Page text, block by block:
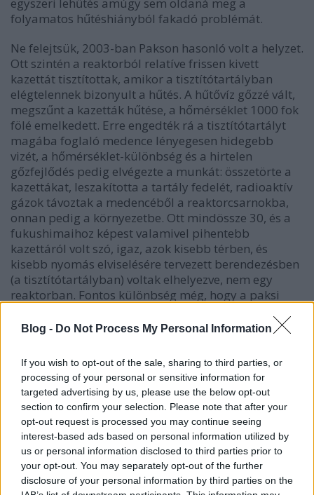
Blog - Do Not Process My Personal Information
If you wish to opt-out of the sale, sharing to third parties, or
processing of your personal or sensitive information for
targeted advertising by us, please use the below opt-out
section to confirm your selection. Please note that after your
opt-out request is processed you may continue seeing
interest-based ads based on personal information utilized by
us or personal information disclosed to third parties prior to
your opt-out. You may separately opt-out of the further
disclosure of your personal information by third parties on the
folyamatos hűtéshiányból fakadó problémát.
Ne felejtsük, 2003-ban Pakson hasonló volt a helyzet.
Ott szintén a reaktorból relatíve frissen kivett
kazettát tisztítottak, amikor a tisztítótartályban
elégtelennek bizonyult a hűtés. A hűtővíz gőzzé vált,
megszűnt a kazetták hűtése, a hőmérséklet 1000 fok
fölé emelkedett. Erre engedték rá a tisztítótartályt
magába foglaló medence lényegesen hidegebb
vizét, a hőmérséklet-különbség és a hirtelen
gőzfejlődés pedig elvégezte a munkát: összetörte a
kazettákat, leszakította a tartály fedelét, radioaktív
gázok távoztak a medencéből a reaktorcsarnokba,
onnan pedig a környezetbe. Ott mindössze 30, és a
fukushimaihoz képest valamivel pihentebb
kazettáról volt szó, igaz, azok kisebb térben, és
kisebb nyomás elviselésére tervezett berendezésben
(a tisztítótartályban) voltak elhelyezve, nem egy
reaktorban. Fontos különbség még, hogy a paksi
hőmérséklet, radioaktivitás szintje) közvetlen
információk feltehetően rendelkezésre állnak.
Hogy következhetett be a mostani helyzet? Nyilván a
földrengés mérete okozta a hibát, de a közvetett ok
többféle is lehet. Lehet, hogy a méretezés alapjául
vett, várt földrengésnagyságot alulbecsülték. Lehet,
hogy a méretezés során követtek el valamilyen hibát
(„elszámoltak valamit”). Az is előfordulhat, hogy
anyag-, vagy kivitelezési hibára vezethetőek vissza az